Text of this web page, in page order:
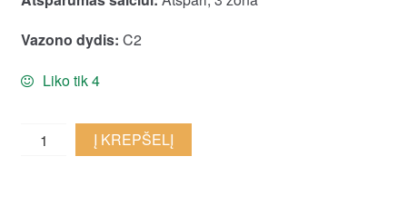
Vazono dydis: C2
Liko tik 4
Paprastoji
kraujažolė
Į KREPŠELĮ